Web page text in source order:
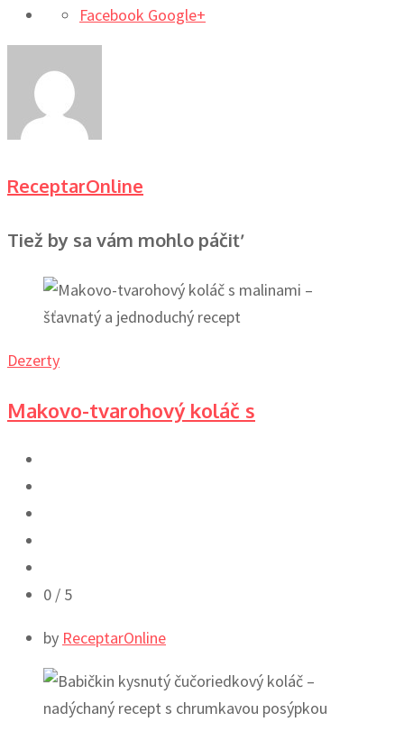
Facebook Google+
ReceptarOnline
Tiež by sa vám mohlo páčiť
Dezerty
Makovo-tvarohový koláč s
0 / 5
by ReceptarOnline